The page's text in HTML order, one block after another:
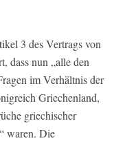
3 des Vertrags von
dass nun „alle den
im Verhältnis der
Griechenland,
griechischer
waren. Die